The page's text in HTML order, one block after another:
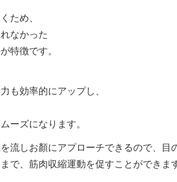
ため、
なかった
特徴です。
も効率的にアップし、
ーズになります。
流しお顏にアプローチできるので、目
で、筋肉収縮運動を促すことができま